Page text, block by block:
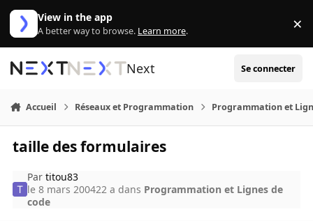
Aller au contenu
View in the app
A better way to browse. Learn more. ×
Next Se connecter
Accueil Réseaux et Programmation Programmation et
taille des formulaires
Partitou83
le 8 mars 200422 a dans Programmation et Lignes de
code